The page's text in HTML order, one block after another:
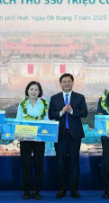
Giải trí
Nghệ sĩ
Thời
Sao